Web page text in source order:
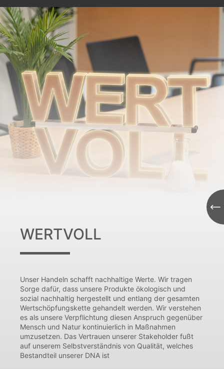
WERTVOLL
Unser Handeln schafft nachhaltige Werte. Wir tragen
Sorge dafür, dass unsere Produkte ökologisch und
sozial nachhaltig hergestellt und entlang der gesamten
Wertschöpfungskette gehandelt werden. Wir verstehen
es als unsere Verpflichtung diesen Anspruch gegenüber
Mensch und Natur kontinuierlich in Maßnahmen
umzusetzen. Das Vertrauen unserer Stakeholder fußt
auf unserem Selbstverständnis von Qualität, welches
Bestandteil unserer DNA ist